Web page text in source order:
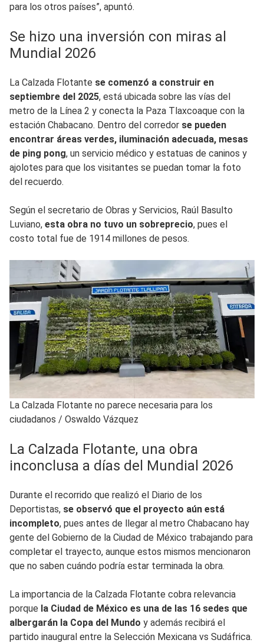
para los otros países”, apuntó.
Se hizo una inversión con miras al
Mundial 2026
La Calzada Flotante se comenzó a construir en
septiembre del 2025, está ubicada sobre las vías del
metro de la Línea 2 y conecta la Paza Tlaxcoaque con la
estación Chabacano. Dentro del corredor se pueden
encontrar áreas verdes, iluminación adecuada, mesas
de ping pong, un servicio médico y estatuas de caninos y
ajolotes para que los visitantes se puedan tomar la foto
del recuerdo.
Según el secretario de Obras y Servicios, Raúl Basulto
Luviano, esta obra no tuvo un sobreprecio, pues el
costo total fue de 1914 millones de pesos.
La Calzada Flotante no parece necesaria para los
ciudadanos / Oswaldo Vázquez
La Calzada Flotante, una obra
inconclusa a días del Mundial 2026
Durante el recorrido que realizó el Diario de los
Deportistas, se observó que el proyecto aún está
incompleto, pues antes de llegar al metro Chabacano hay
gente del Gobierno de la Ciudad de México trabajando para
completar el trayecto, aunque estos mismos mencionaron
que no saben cuándo podría estar terminada la obra.
La importancia de la Calzada Flotante cobra relevancia
porque la Ciudad de México es una de las 16 sedes que
albergarán la Copa del Mundo y además recibirá el
partido inaugural entre la Selección Mexicana vs Sudáfrica.